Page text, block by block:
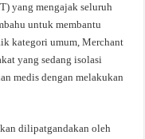
yang mengajak seluruh
untuk membantu
kategori umum, Merchant
yang sedang isolasi
medis dengan melakukan
dilipatgandakan oleh